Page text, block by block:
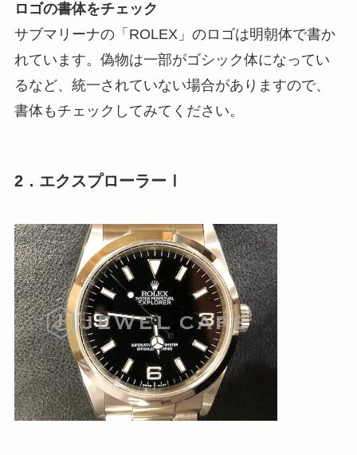
ロゴの書体をチェック
サブマリーナの「ROLEX」のロゴは明朝体で書か
れています。偽物は一部がゴシック体になってい
るなど、統一されていない場合がありますので、
書体もチェックしてみてください。
2．エクスプローラーⅠ